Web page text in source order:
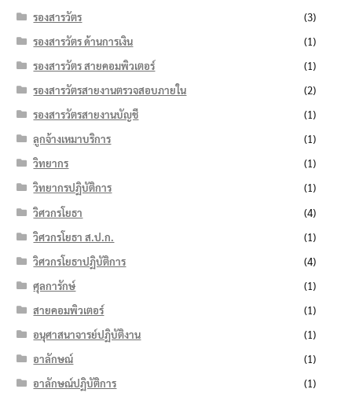
รองสารวัตร
(3)
รองสารวัตร ด้านการเงิน
(1)
รองสารวัตร สายคอมพิวเตอร์
(1)
รองสารวัตรสายงานตรวจสอบภายใน
(2)
รองสารวัตรสายงานบัญชี
(1)
ลูกจ้างเหมาบริการ
(1)
วิทยากร
(1)
วิทยากรปฏิบัติการ
(1)
วิศวกรโยธา
(4)
วิศวกรโยธา ส.ป.ก.
(1)
วิศวกรโยธาปฏิบัติการ
(4)
ศุลการักษ์
(1)
สายคอมพิวเตอร์
(1)
อนุศาสนาจารย์ปฏิบัติงาน
(1)
อาลักษณ์
(1)
อาลักษณ์ปฏิบัติการ
(1)